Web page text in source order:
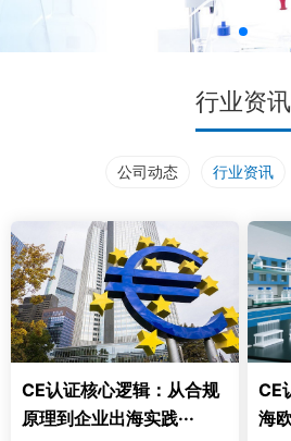
行业资讯
公司动态 行业资讯
CE认证核心逻辑：从合规
原理到企业出海实践···
CE
海